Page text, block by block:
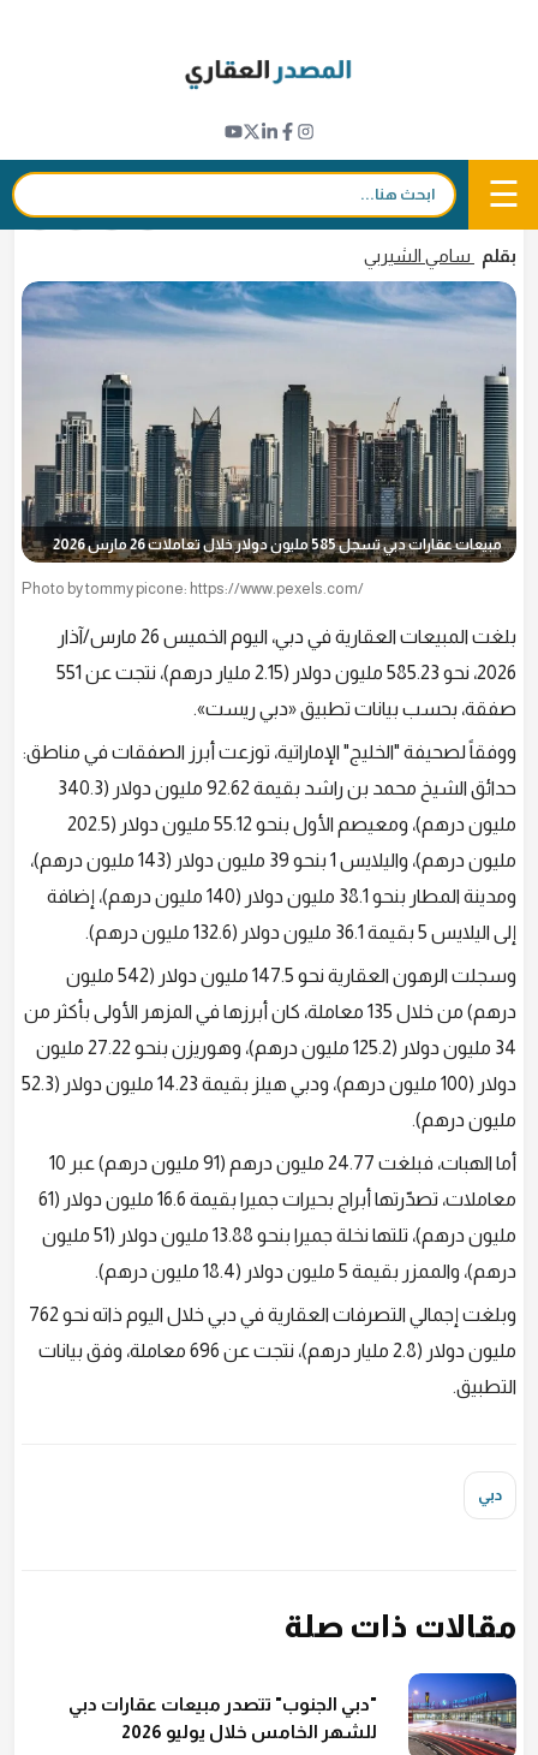
☰ بحث:
مارس 2026
26 مارس 2026 - 17:06 f
𝕏
in
بقلم سامي الشيربي
مبيعات عقارات دبي تسجل 585 مليون دولار خلال تعاملات 26 مارس 2026
Photo by tommy picone: https://www.pexels.com/
بلغت المبيعات العقارية في دبي، اليوم الخميس 26 مارس/آذار
2026، نحو 585.23 مليون دولار (2.15 مليار درهم)، نتجت عن 551
صفقة، بحسب بيانات تطبيق «دبي ريست».
ووفقاً لصحيفة "الخليج" الإماراتية، توزعت أبرز الصفقات في مناطق:
حدائق الشيخ محمد بن راشد بقيمة 92.62 مليون دولار (340.3
مليون درهم)، ومعيصم الأول بنحو 55.12 مليون دولار (202.5
مليون درهم)، واليلايس 1 بنحو 39 مليون دولار (143 مليون درهم)،
ومدينة المطار بنحو 38.1 مليون دولار (140 مليون درهم)، إضافة
إلى اليلايس 5 بقيمة 36.1 مليون دولار (132.6 مليون درهم).
وسجلت الرهون العقارية نحو 147.5 مليون دولار (542 مليون
درهم) من خلال 135 معاملة، كان أبرزها في المزهر الأولى بأكثر من
34 مليون دولار (125.2 مليون درهم)، وهوريزن بنحو 27.22 مليون
دولار (100 مليون درهم)، ودبي هيلز بقيمة 14.23 مليون دولار (52.3
مليون درهم).
أما الهبات، فبلغت 24.77 مليون درهم (91 مليون درهم) عبر 10
معاملات، تصدّرتها أبراج بحيرات جميرا بقيمة 16.6 مليون دولار (61
مليون درهم)، تلتها نخلة جميرا بنحو 13.88 مليون دولار (51 مليون
درهم)، والممزر بقيمة 5 مليون دولار (18.4 مليون درهم).
وبلغت إجمالي التصرفات العقارية في دبي خلال اليوم ذاته نحو 762
مليون دولار (2.8 مليار درهم)، نتجت عن 696 معاملة، وفق بيانات
التطبيق.
دبي
مقالات ذات صلة
"دبي الجنوب" تتصدر مبيعات عقارات دبي
للشهر الخامس خلال يوليو 2026